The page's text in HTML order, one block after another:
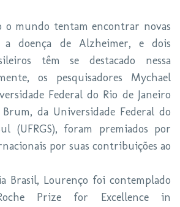
o mundo tentam encontrar novas
a doença de Alzheimer, e dois
têm se destacado nessa
os pesquisadores Mychael
Federal do Rio de Janeiro
Brum, da Universidade Federal do
(UFRGS), foram premiados por
por suas contribuições ao
Brasil, Lourenço foi contemplado
Prize for Excellence in